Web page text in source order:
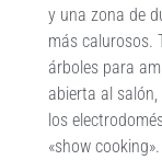
y una zona de
más calurosos.
árboles para
abierta al
los
«show